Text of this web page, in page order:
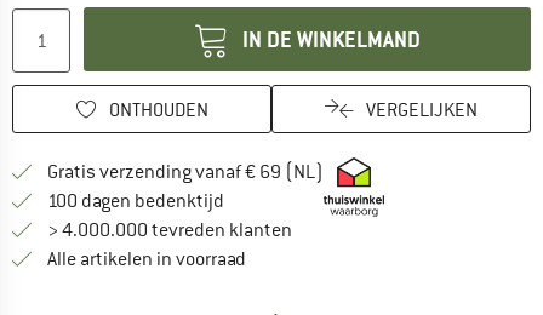
IN DE WINKELMAND
ONTHOUDEN VERGELIJKEN
Gratis verzending vanaf € 69 (NL) Vind hier de
100 dagen bedenktijd Vind de betalingsinformatie hier!
> 4.000.000 tevreden klanten
Alle artikelen in voorraad